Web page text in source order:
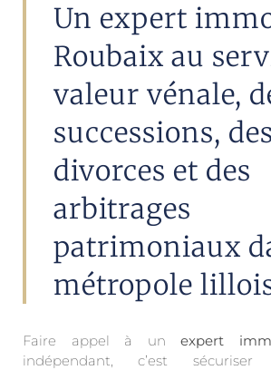
Un expert
Roubaix au
valeur vénale,
successions, des
divorces et des
arbitrages
patrimoniaux
métropole
Faire appel à un expert
indépendant, c’est